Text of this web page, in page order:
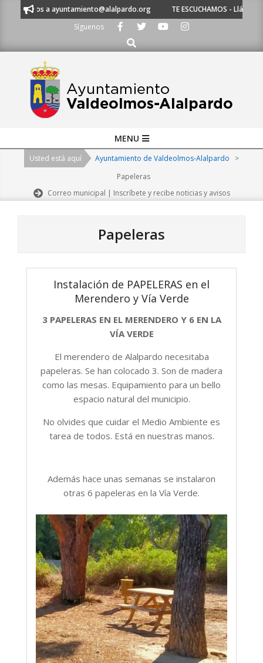
a ayuntamiento@alalpardo.org
TE ESCUCHAMOS -
Síguenos
Buscar
Navigation
MENU
Usted está aquí Ayuntamiento de Valdeolmos-Alalpardo
>
Papeleras
Correo municipal | Inscríbete y recibe noticias y avisos
Papeleras
Instalación de PAPELERAS en el
Merendero y Vía Verde
3 PAPELERAS EN EL MERENDERO Y 6 EN LA
VÍA VERDE
El merendero de Alalpardo necesitaba
papeleras. Se han colocado 3. Son de madera
como las mesas. Equipamiento para un bello
espacio natural del municipio.
No olvides que cuidar el Medio Ambiente es
tarea de todos. Está en nuestras manos.
Además hace unas semanas se instalaron
otras 6 papeleras en la Vía Verde.